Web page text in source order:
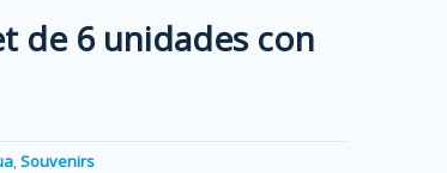
de 6 unidades con
,Souvenirs